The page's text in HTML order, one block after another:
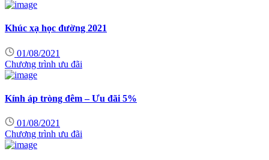
Khúc xạ học đường 2021
01/08/2021
Chương trình ưu đãi
Kính áp tròng đêm – Ưu đãi 5%
01/08/2021
Chương trình ưu đãi